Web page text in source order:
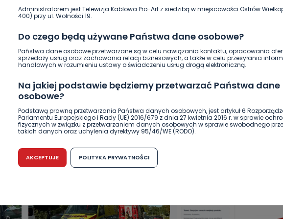
Administratorem jest Telewizja Kablowa Pro-Art z siedzibą w miejscowości Ostrów
400) przy ul. Wolności 19.
Do czego będą używane Państwa dane osobowe?
Państwa dane osobowe przetwarzane są w celu nawiązania kontaktu, opracowania
sprzedaży usług oraz zachowania relacji biznesowych, a także w celu przesyłania
handlowych w rozumieniu ustawy o świadczeniu usług drogą elektroniczną.
Na jakiej podstawie będziemy przetwarzać Państwa dane
osobowe?
Podstawą prawną przetwarzania Państwa danych osobowych, jest artykuł 6
Parlamentu Europejskiego i Rady (UE) 2016/679 z dnia 27 kwietnia 2016 r. w sprawie
fizycznych w związku z przetwarzaniem danych osobowych w sprawie swobodnego
takich danych oraz uchylenia dyrektywy 95/46/WE (RODO).
Czy jest możliwość cofnięcia zgody?
Podanie danych osobowych jest dobrowolne, nie jest wymogiem ustawowym lub
Kiedy i komu możemy przekazać Państwa dane?
AKCEPTUJE POLITYKA PRYWATNOŚCI
0
CIEKAWOSTKI EDUKACJA GOSPODARKA I FINANSE HISTORIA
RELIGIA SAMORZĄD ŚRODOWISKO WASZE INFO WSZYSTKICH ŚWIĘTYCH